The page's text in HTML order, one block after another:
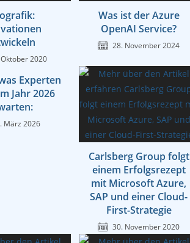
2020
Was ist der Azure
OpenAI Service?
28. November 2024
Experten
Jahr 2026
März 2026
Carlsberg Group folgt
einem Erfolgsrezept
mit Microsoft Azure,
SAP und einer Cloud-
First-Strategie
30. November 2020